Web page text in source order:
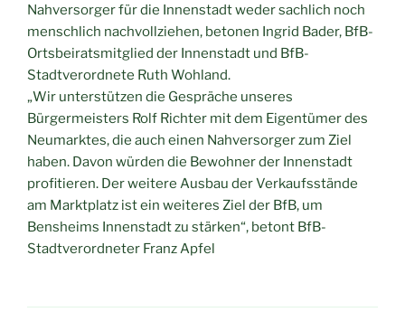
Nahversorger für die Innenstadt weder sachlich noch
menschlich nachvollziehen, betonen Ingrid Bader, BfB-
Ortsbeiratsmitglied der Innenstadt und BfB-
Stadtverordnete Ruth Wohland.
„Wir unterstützen die Gespräche unseres
Bürgermeisters Rolf Richter mit dem Eigentümer des
Neumarktes, die auch einen Nahversorger zum Ziel
haben. Davon würden die Bewohner der Innenstadt
profitieren. Der weitere Ausbau der Verkaufsstände
am Marktplatz ist ein weiteres Ziel der BfB, um
Bensheims Innenstadt zu stärken“, betont BfB-
Stadtverordneter Franz Apfel